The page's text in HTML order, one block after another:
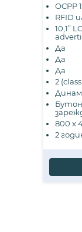
OCPP
RFID
10,1”
Да
Да
Да
2 (class
Бутон
800 х
2